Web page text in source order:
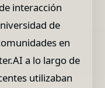
interacción
de
en
a lo largo de
utilizaban